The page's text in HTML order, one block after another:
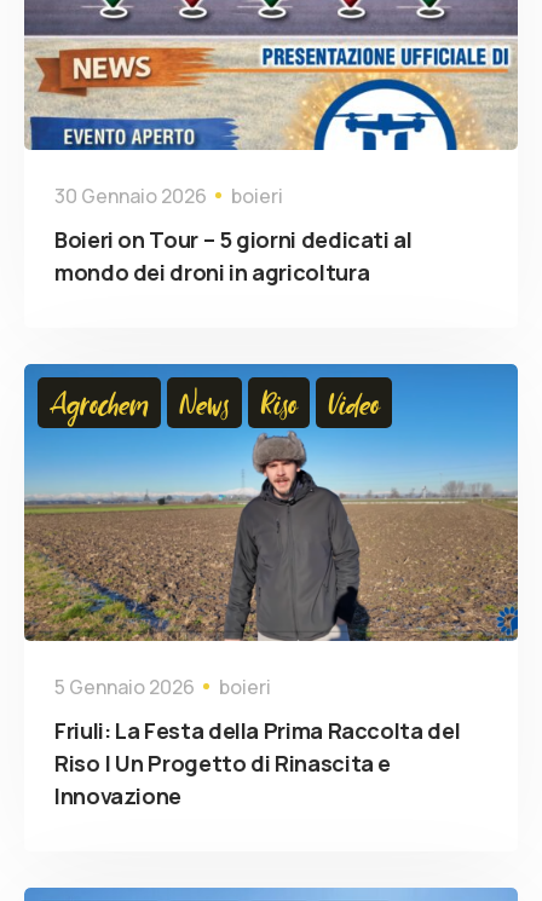
30 Gennaio 2026 boieri
Boieri on Tour – 5 giorni dedicati al
mondo dei droni in agricoltura
Agrochem News Riso Video
5 Gennaio 2026 boieri
Friuli: La Festa della Prima Raccolta del
Riso | Un Progetto di Rinascita e
Innovazione